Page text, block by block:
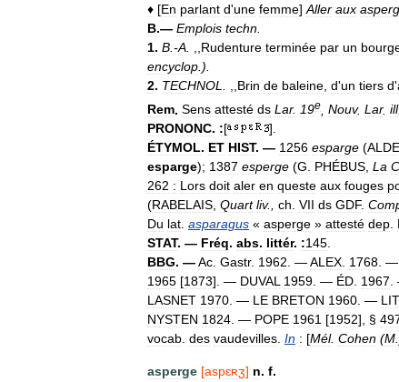
♦ [En parlant d'une femme] Aller aux
B.— Emplois techn
1. B .-A Rudenture terminée par un
encyclop ).
2. TECHNOL Brin de baleine d'un tiers d'
Rem. Sens attesté ds Lar. 19e Nouv. Lar. ill.,
PRONONC. :[
].
ÉTYMOL. ET HIST. — 1256 esparge (
esparge); 1387 esperge (G. PHÉBUS, La
262 : Lors doit aler en queste aux fouges
(RABELAIS, Quart liv., ch. VII ds GDF.
Du lat. asparagus « asperge » attesté dep.
STAT. — Fréq. abs. littér. :145.
BBG. —Ac. Gastr. 1962. —ALEX. 1768. —
1965 [1873]. — DUVAL 1959. — ÉD. 1967.
LASNET 1970. — LE BRETON 1960. —
NYSTEN 1824. — POPE 1961 [1952], §
vocab. des vaudevilles. In : [Mél. Cohen (M
asperge [aspɛʀʒ] n. f.